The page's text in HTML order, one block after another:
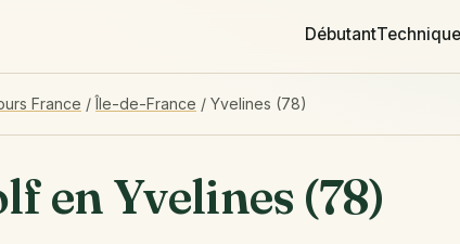
DébutantTechnique
France /Île-de-France / Yvelines (78)
en Yvelines (78)